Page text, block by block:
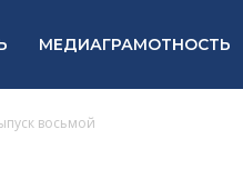
МЕДИАГРАМОТНОСТЬ
восьмой